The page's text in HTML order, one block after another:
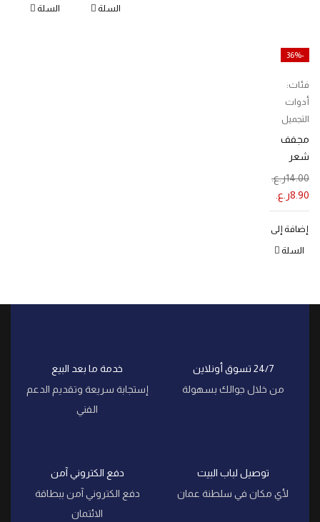
السلة
السلة
-36%
فئات:
أدوات
التجميل
مجفف
شعر
إحترافي
14.00ر.ع.
8.90ر.ع.
إضافة إلى
السلة
24/7 تسوق أونلاين
من خلال جوالك بسهولة
خدمة ما بعد البيع
إستجابة سريعة وتقديم الدعم
الفني
توصيل لباب البيت
لأي مكان في سلطنة عمان
دفع الكتروني آمن
دفع الكتروني آمن ببطاقة
الائتمان